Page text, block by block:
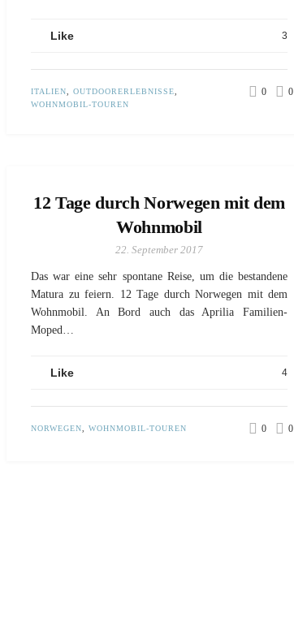
Like 3
ITALIEN OUTDOORERLEBNISSE
WOHNMOBIL-TOUREN
0 0
12 Tage durch Norwegen mit dem
Wohnmobil
22. September 2017
Das war eine sehr spontane Reise, um die bestandene
Matura zu feiern. 12 Tage durch Norwegen mit dem
Wohnmobil. An Bord auch das Aprilia Familien-
Moped…
Like 4
NORWEGEN WOHNMOBIL-TOUREN 0 0